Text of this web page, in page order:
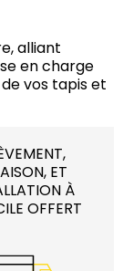
alliant
en charge
vos tapis et
ET
À
OFFERT